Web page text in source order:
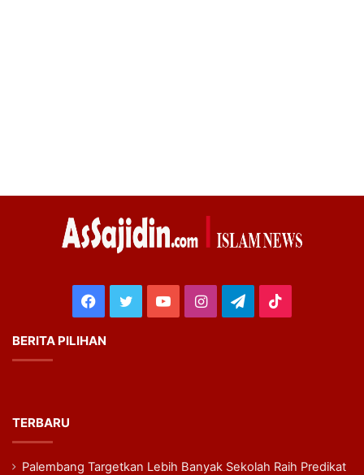
Facebook
TwitterYouTubeInstagram
Telegram
BERITA PILIHAN
TERBARU
Palembang Targetkan Lebih Banyak Sekolah Raih Predikat